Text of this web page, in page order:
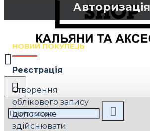
Авторизація
НОВИЙ ПОКУПЕЦЬ
Реєстрація
Створення
облікового запису
допоможе
здійснювати